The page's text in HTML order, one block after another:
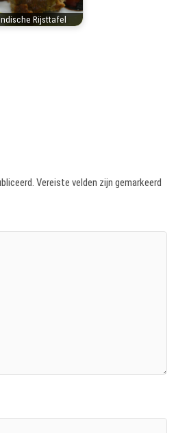
Rijsttafel
Vereiste velden zijn gemarkeerd